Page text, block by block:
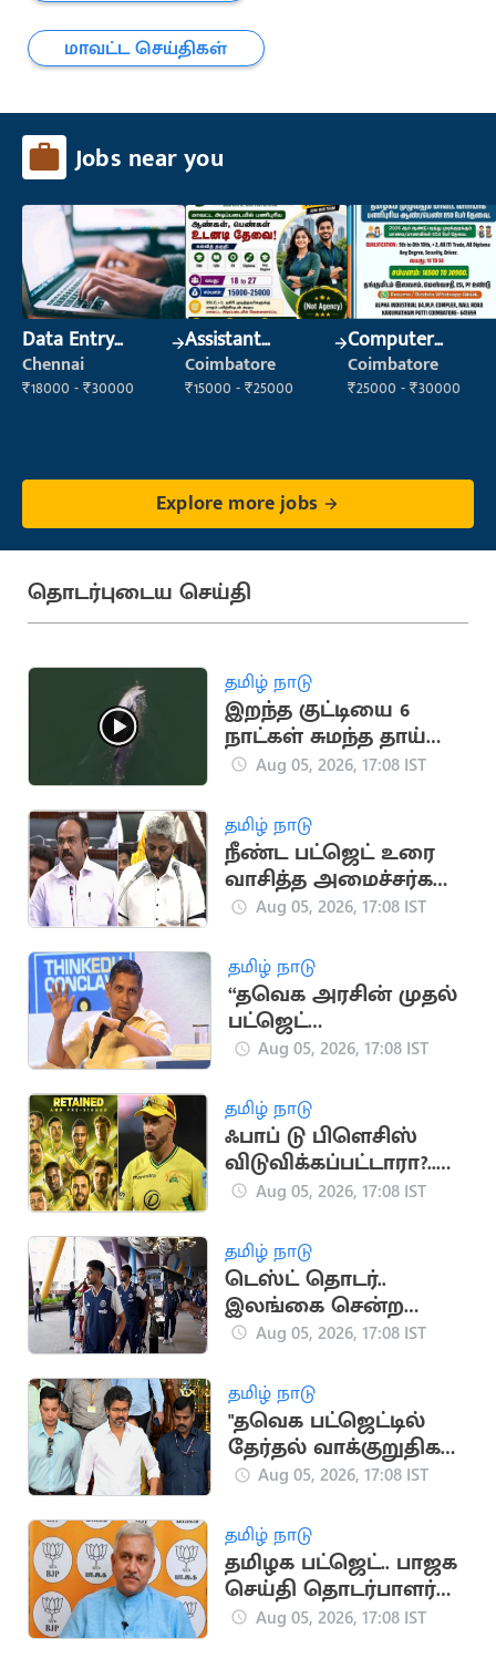
மாவட்ட செய்திகள்
Jobs near you
Data Entry
Operator
Chennai
₹18000 - ₹30000
Assistant
Manager
Coimbatore
₹15000 - ₹25000
Computer
Operator
Coimbatore
₹25000 - ₹30000
Explore more jobs
தொடர்புடைய செய்தி
தமிழ் நாடு
இறந்த குட்டியை 6
நாட்கள் சுமந்த தாய்
டால்பின் (வைரல்
Aug 05, 2026, 17:08 IST
தமிழ் நாடு
நீண்ட பட்ஜெட் உரை
வாசித்த அமைச்சர்கள்
பட்டியலில் மரிய
Aug 05, 2026, 17:08 IST
தமிழ் நாடு
“தவெக அரசின் முதல்
பட்ஜெட்
யதார்த்தமானது”..
கருத்து
Aug 05, 2026, 17:08 IST
தமிழ் நாடு
ஃபாப் டு பிளெசிஸ்
விடுவிக்கப்பட்டாரா?..
ஜோபர்க் சூப்பர் கிங்ஸ்
Aug 05, 2026, 17:08 IST
தமிழ் நாடு
டெஸ்ட் தொடர்..
இலங்கை சென்ற
இந்திய கிரிக்கெட்
Aug 05, 2026, 17:08 IST
தமிழ் நாடு
"தவெக பட்ஜெட்டில்
தேர்தல் வாக்குறுதிகள்
இடம்பெறவில்லை"..
Aug 05, 2026, 17:08 IST
தமிழ் நாடு
தமிழக பட்ஜெட்.. பாஜக
செய்தி தொடர்பாளர்
விமர்சனம்
Aug 05, 2026, 17:08 IST